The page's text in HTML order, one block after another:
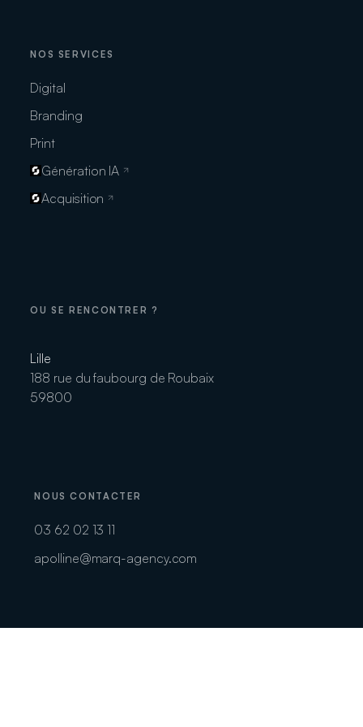
NOS SERVICES
Digital
Branding
Print
Génération IA
Acquisition
OU SE RENCONTRER ?
Lille
188 rue du faubourg de Roubaix
59800
NOUS CONTACTER
03 62 02 13 11
apolline@marq-agency.com